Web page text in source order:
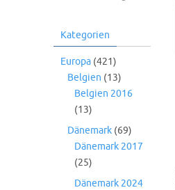
Kategorien
Europa (421)
Belgien (13)
Belgien 2016
(13)
Dänemark (69)
Dänemark 2017
(25)
Dänemark 2024